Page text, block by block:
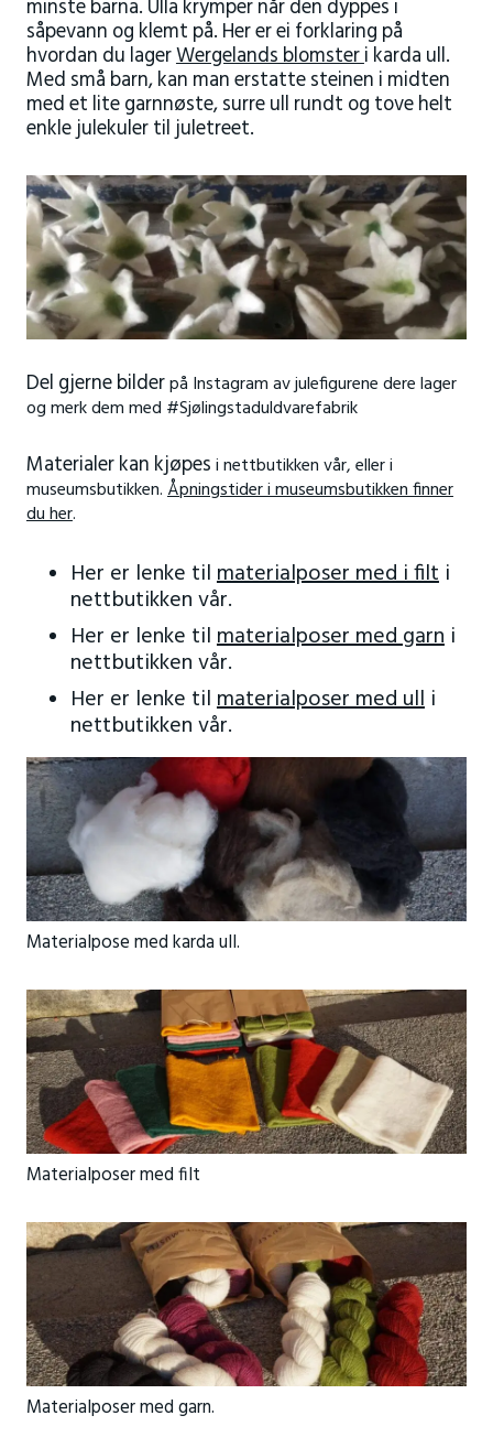
minste barna. Ulla krymper når den dyppes i
såpevann og klemt på. Her er ei forklaring på
hvordan du lagerWergelands blomsteri karda ull.
Med små barn, kan man erstatte steinen i midten
med et lite garnnøste, surre ull rundt og tove helt
enkle julekuler til juletreet.
Del gjerne bilderpå Instagramav julefigurene dere lager
og merk dem med #Sjølingstaduldvarefabrik
Materialer kan kjøpesi nettbutikken vår, eller i
museumsbutikken.Åpningstider i museumsbutikken finner
du her.
Her er lenke tilmaterialposer med i filti
nettbutikken vår.
Her er lenke tilmaterialposer med garni
nettbutikken vår.
Her er lenke tilmaterialposer med ulli
nettbutikken vår.
Materialpose med karda ull.
Materialposer med filt
Materialposer med garn.